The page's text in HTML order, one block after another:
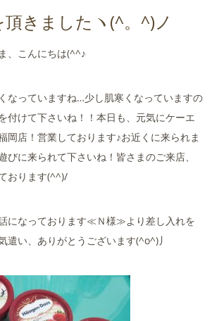
店舗案内
会社概要
きましたヽ(^。^)ノ
、こんにちは(^^♪
なっていますね…少し肌寒くなっていますの
付けて下さいね！！本日も、元気にケーエ
岡店！営業しております♪お近くに来られま
びに来られて下さいね！皆さまのご来店、
おります(^^)/
になっております≪Ｎ様≫より差し入れを
遣い、ありがとうございます(^o^)丿